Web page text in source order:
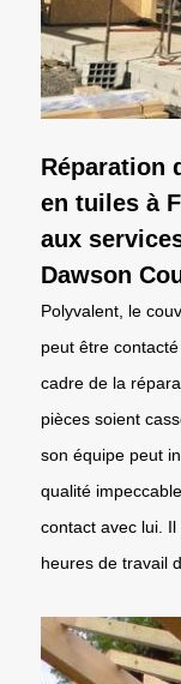
Réparation
en tuiles à
aux
Dawson
Polyvalent, le
peut être
cadre de la
pièces soient
son équipe peut
qualité
contact avec lui.
heures de travail